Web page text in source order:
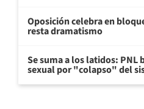
Oposición celebra en
resta dramatismo
Se suma a los latidos: PNL
sexual por "colapso" del